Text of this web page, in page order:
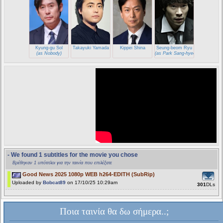
Kyung-gu Sol
(as Nobody)
Takayuki Yamada Kippei Shina
Seung-beom Ryu
(as Park Sang-hyeon)
- We found 1 subtitles for the movie you chose
Βρέθηκαν 1 υπότιτλοι για την ταινία που επιλέξατε
Good News 2025 1080p WEB h264-EDITH (SubRip)
Uploaded by Bobcat89 on 17/10/25 10:29am 301DLs
Ποια ταινία θα δω σήμερα..;